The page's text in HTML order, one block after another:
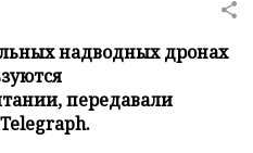
надводных дронах
передавали